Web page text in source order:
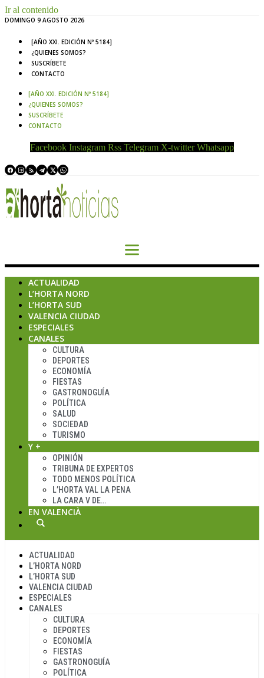
Ir al contenido
DOMINGO 9 AGOSTO 2026
[AÑO XXI. EDICIÓN Nº 5184]
¿QUIENES SOMOS?
SUSCRÍBETE
CONTACTO
[AÑO XXI. EDICIÓN Nº 5184]
¿QUIENES SOMOS?
SUSCRÍBETE
CONTACTO
Facebook Instagram Rss Telegram X-twitter Whatsapp
ACTUALIDAD
L’HORTA NORD
L’HORTA SUD
VALENCIA CIUDAD
ESPECIALES
CANALES
CULTURA
DEPORTES
ECONOMÍA
FIESTAS
GASTRONOGUÍA
POLÍTICA
SALUD
SOCIEDAD
TURISMO
Y +
OPINIÓN
TRIBUNA DE EXPERTOS
TODO MENOS POLÍTICA
L’HORTA VAL LA PENA
LA CARA V DE…
EN VALENCIÀ
ACTUALIDAD
L’HORTA NORD
L’HORTA SUD
VALENCIA CIUDAD
ESPECIALES
CANALES
CULTURA
DEPORTES
ECONOMÍA
FIESTAS
GASTRONOGUÍA
POLÍTICA